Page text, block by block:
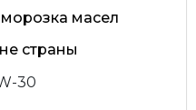
масел
страны
30